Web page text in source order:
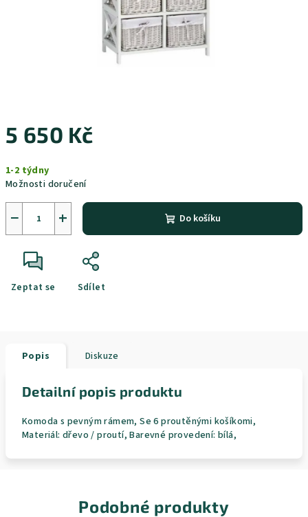
5 650 Kč
cena:
1-2 týdny
Možnosti doručení
+
− Do košíku
Zeptat se Sdílet
Popis Diskuze
Detailní popis produktu
Komoda s pevným rámem, Se 6 proutěnými košíkomi,
Materiál: dřevo / proutí, Barevné provedení: bílá,
Podobné produkty